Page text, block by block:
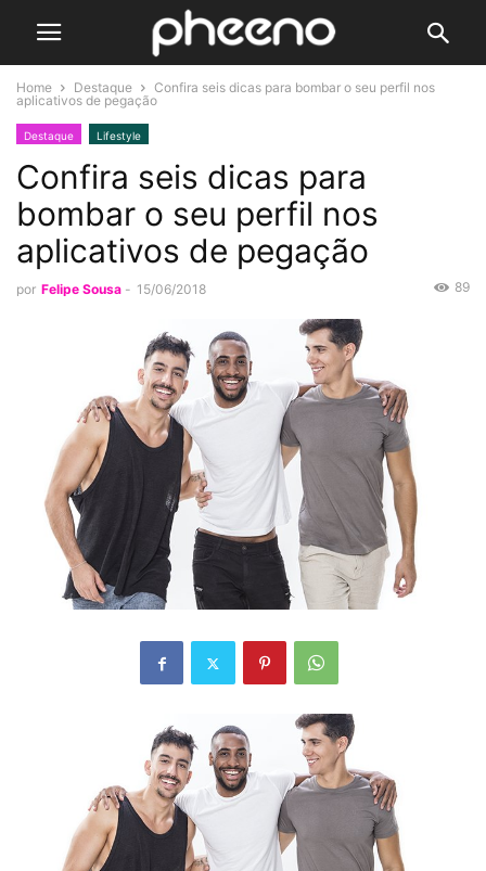
Home Destaque
Confira seis dicas para bombar o seu perfil nos
aplicativos de pegação
Destaque Lifestyle
Confira seis dicas para
bombar o seu perfil nos
aplicativos de pegação
por Felipe Sousa - 15/06/2018 89